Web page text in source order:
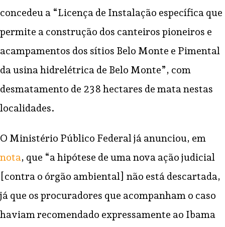
concedeu a “Licença de Instalação específica que
permite a construção dos canteiros pioneiros e
acampamentos dos sítios Belo Monte e Pimental
da usina hidrelétrica de Belo Monte”, com
desmatamento de 238 hectares de mata nestas
localidades.
O Ministério Público Federal já anunciou, em
nota, que “a hipótese de uma nova ação judicial
[contra o órgão ambiental] não está descartada,
já que os procuradores que acompanham o caso
haviam recomendado expressamente ao Ibama